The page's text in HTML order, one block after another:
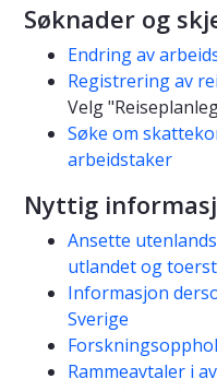
Søknader og
Endring av
Registrering av
Velg
Søke om
arbeidstaker
Nyttig
Ansette
utlandet og
Informasjon
Sverige
Rammeavtaler i